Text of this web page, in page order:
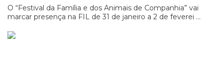
O “Festival da Família e dos Animais de Companhia” vai
marcar presença na FIL de 31 de janeiro a 2 de feverei ...